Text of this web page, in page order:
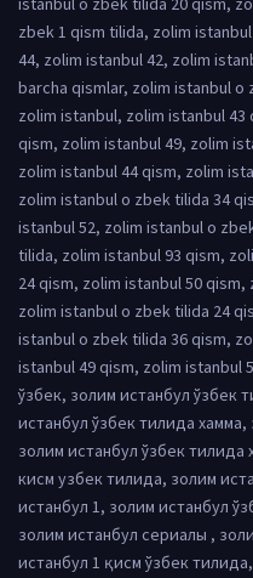
zbek 1 qism tilida, zolim
44, zolim istanbul 42, zolim
barcha qismlar, zolim istanbul
zolim istanbul, zolim istanbul
qism, zolim istanbul 49, zolim
zolim istanbul 44 qism, zolim
zolim istanbul o zbek tilida 34
istanbul 52, zolim istanbul o
tilida, zolim istanbul 93 qism,
24 qism, zolim istanbul 50
zolim istanbul o zbek tilida 24
istanbul o zbek tilida 36 qism,
istanbul 49 qism, zolim istanbul
ўзбек, золим истанбул ўзбек
истанбул ўзбек тилида
золим истанбул ўзбек тилида
кисм узбек тилида, золим
истанбул 1, золим истанбул
золим истанбул сериалы ,
истанбул 1 қисм ўзбек